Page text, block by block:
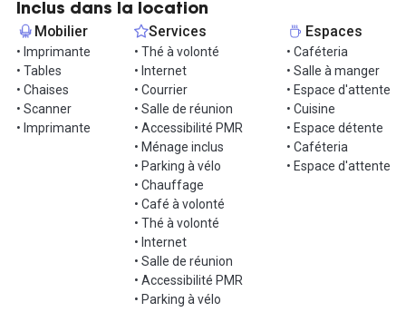
Le petit plus ? Des évènements organisés régulièrement afin de
faciliter les rencontres et les synergies. La promesse de bons
moments passés entre coworkers mais surtout de développer
votre activité dans les meilleures conditions !
N'attendez plus pour nous contacter et organiser une visite !
Inclus dans la location
Mobilier
• Imprimante
• Tables
• Chaises
• Scanner
• Imprimante
Services
• Thé à volonté
• Internet
• Courrier
• Salle de réunion
• Accessibilité PMR
• Ménage inclus
• Parking à vélo
• Chauffage
• Café à volonté
• Thé à volonté
• Internet
• Salle de réunion
• Accessibilité PMR
• Parking à vélo
Espaces
• Caféteria
• Salle à manger
• Espace d'attente
• Cuisine
• Espace détente
• Caféteria
• Espace d'attente